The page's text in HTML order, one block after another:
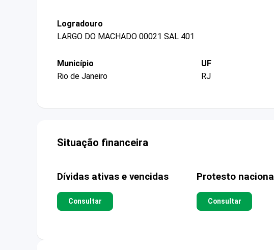
Logradouro
LARGO DO MACHADO 00021 SAL 401
Município
Rio de Janeiro
UF
RJ
Situação financeira
Dívidas ativas e vencidas
Consultar
Protesto nacional
Consultar